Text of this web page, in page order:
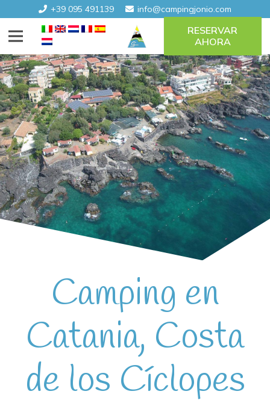
+39 095 491139 info@campingjonio.com
RESERVAR
AHORA
Camping en
Catania, Costa
de los Cíclopes